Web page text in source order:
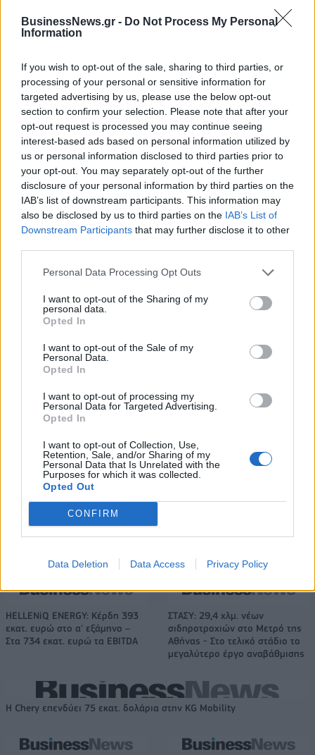
BusinessNews.gr - Do Not Process My Personal
Information
If you wish to opt-out of the sale, sharing to third parties, or
processing of your personal or sensitive information for
targeted advertising by us, please use the below opt-out
section to confirm your selection. Please note that after your
opt-out request is processed you may continue seeing
interest-based ads based on personal information utilized by
us or personal information disclosed to third parties prior to
your opt-out. You may separately opt-out of the further
disclosure of your personal information by third parties on the
IAB’s list of downstream participants. This information may
also be disclosed by us to third parties on the IAB’s List of
Downstream Participants that may further disclose it to other
Personal Data Processing Opt Outs
I want to opt-out of the Sharing of my
personal data.
Opted In
I want to opt-out of the Sale of my
Personal Data.
Opted In
I want to opt-out of processing my
Personal Data for Targeted Advertising.
Opted In
I want to opt-out of Collection, Use,
Retention, Sale, and/or Sharing of my
Personal Data that Is Unrelated with the
Purposes for which it was collected.
Opted Out
CONFIRM
Data Deletion Data Access Privacy Policy
Metlen: Ρεκόρ EBITDA στο α' εξάμηνο, στα 550 εκατ. ευρώ – Καθαρά
κέρδη 313 εκατ. ευρώ
Χρηματοδότηση 8 εκατ. ευρώ
σε 843 μέσα ενημέρωσης-
Ξεκίνησε το πενταετές
πρόγραμμα ενίσχυσης του
Τύπου
Media: Με ενίσχυση 8 εκατ.
ευρώ σε 451 επιχειρήσεις
ξεκίνησε το πρόγραμμα
στήριξης- Κάλυψη εισφορών
ΕΔΟΕΑΠ
IAB Hellas: Νέα Διοικούσα Επιτροπή και νέο Διοικητικό Συμβούλιο -
Η Toyota φέρνει νέα γενιά
αυτοκινητοβιομηχανία
Νέο Audi A2 e-tron με στόχο την κορυφή της αποδοτικότητας
Για την πρόκριση στις "4" οι
Νεάνιδες απόψε κόντρα στη
Λιθουανία (live stream)
Ανανέωσε με Τζον Ιτούνας το
Περιστέρι
HELLENiQ ENERGY: Κέρδη 393
εκατ. ευρώ στο α' εξάμηνο –
Στα 734 εκατ. ευρώ τα EBITDA
ΣΤΑΣΥ: 29,4 χλμ. νέων
σιδηροτροχιών στο Μετρό της
Αθήνας - Στο τελικό στάδιο το
μεγαλύτερο έργο αναβάθμισης
Η Chery επενδύει 75 εκατ. δολάρια στην KG Mobility